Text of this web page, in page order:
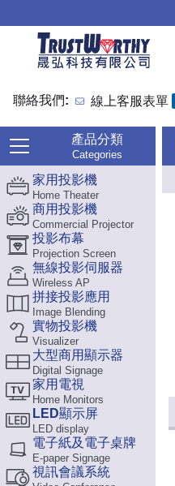
聯絡我們: 線上客服表單
產品分類
Categories
家用投影機
Home Theater
商用投影機
Commercial Projector
投影布幕
Projection Screen
無線投影伺服器
Wireless AP
拼接投影應用
Image Blending
實物投影機
Visualizer
大型商用顯示器
Digital Signage
家用電視
Home Monitors
LED顯示屏
LED display
電子紙及電子桌牌
E-paper Signage
視訊會議系統